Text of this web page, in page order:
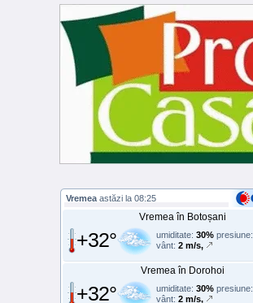
Vremea astăzi la 08:25
Vremea în Botoșani
+32° umiditate: 30% presiune:
vânt: 2 m/s,
Vremea în Dorohoi
+32° umiditate: 30% presiune:
vânt: 2 m/s,